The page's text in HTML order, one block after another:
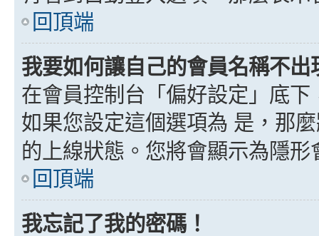
回頂端
我要如何讓自己的會員名稱不
在會員控制台「偏好設定」底
如果您設定這個選項為 是 ，那
的上線狀態。您將會顯示為隱形
回頂端
我忘記了我的密碼！